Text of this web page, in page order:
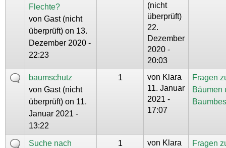
Flechte?
von Gast (nicht
überprüft) on 13.
Dezember 2020 -
22:23
(nicht
überprüft)
22.
Dezember
2020 -
20:03
baumschutz
von Gast (nicht
überprüft) on 11.
Januar 2021 -
13:22
1 von Klara
11. Januar
2021 -
17:07
Fragen
Bäumen
Suche nach
1 von Klara
Fragen